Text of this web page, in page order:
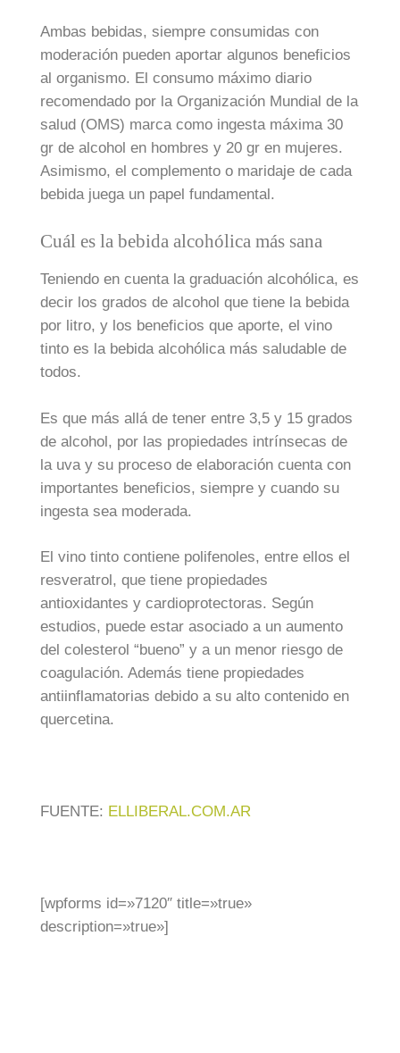
Ambas bebidas, siempre consumidas con
moderación pueden aportar algunos beneficios
al organismo. El consumo máximo diario
recomendado por la Organización Mundial de la
salud (OMS) marca como ingesta máxima 30
gr de alcohol en hombres y 20 gr en mujeres.
Asimismo, el complemento o maridaje de cada
bebida juega un papel fundamental.
Cuál es la bebida alcohólica más sana
Teniendo en cuenta la graduación alcohólica, es
decir los grados de alcohol que tiene la bebida
por litro, y los beneficios que aporte, el vino
tinto es la bebida alcohólica más saludable de
todos.
Es que más allá de tener entre 3,5 y 15 grados
de alcohol, por las propiedades intrínsecas de
la uva y su proceso de elaboración cuenta con
importantes beneficios, siempre y cuando su
ingesta sea moderada.
El vino tinto contiene polifenoles, entre ellos el
resveratrol, que tiene propiedades
antioxidantes y cardioprotectoras. Según
estudios, puede estar asociado a un aumento
del colesterol “bueno” y a un menor riesgo de
coagulación. Además tiene propiedades
antiinflamatorias debido a su alto contenido en
quercetina.
FUENTE: ELLIBERAL.COM.AR
[wpforms id=»7120″ title=»true»
description=»true»]